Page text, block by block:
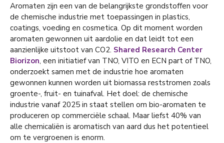
Aromaten zijn een van de belangrijkste grondstoffen voor
de chemische industrie met toepassingen in plastics,
coatings, voeding en cosmetica. Op dit moment worden
aromaten gewonnen uit aardolie en dat leidt tot een
aanzienlijke uitstoot van CO2. Shared Research Center
Biorizon, een initiatief van TNO, VITO en ECN part of TNO,
onderzoekt samen met de industrie hoe aromaten
gewonnen kunnen worden uit biomassa reststromen zoals
groente-, fruit- en tuinafval. Het doel: de chemische
industrie vanaf 2025 in staat stellen om bio-aromaten te
produceren op commerciële schaal. Maar liefst 40% van
alle chemicaliën is aromatisch van aard dus het potentieel
om te vergroenen is enorm.